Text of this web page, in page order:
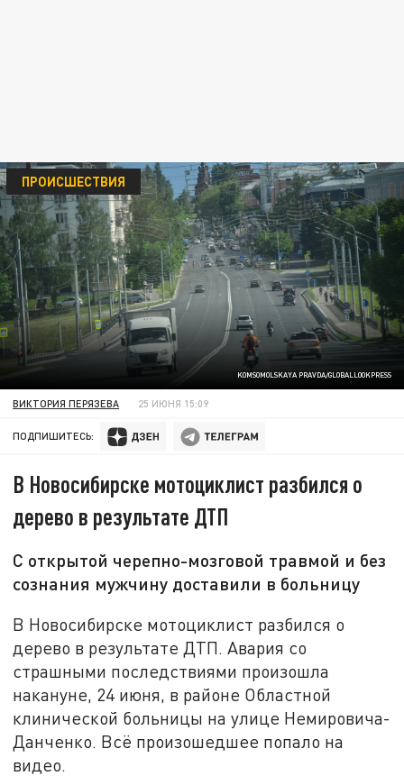
KOMSOMOLSKAYA PRAVDA/GLOBALLOOKPRESS
ПРОИСШЕСТВИЯ
ВИКТОРИЯ ПЕРЯЗЕВА 25 ИЮНЯ 15:09
ПОДПИШИТЕСЬ:
В Новосибирске мотоциклист разбился о
дерево в результате ДТП
С открытой черепно-мозговой травмой и без
сознания мужчину доставили в больницу
В Новосибирске мотоциклист разбился о
дерево в результате ДТП. Авария со
страшными последствиями произошла
накануне, 24 июня, в районе Областной
клинической больницы на улице Немировича-
Данченко. Всё произошедшее попало на
видео.